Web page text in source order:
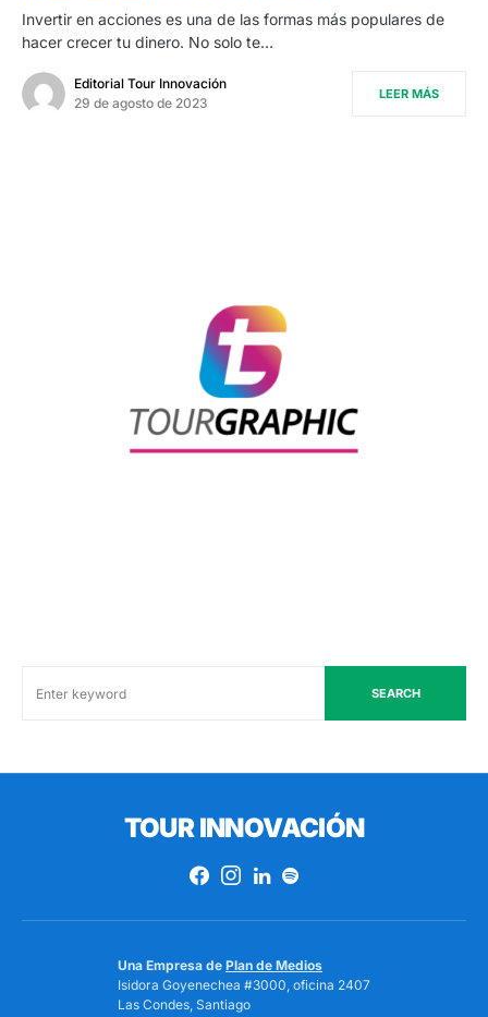
Invertir en acciones es una de las formas más populares de
hacer crecer tu dinero. No solo te…
Editorial Tour Innovación
29 de agosto de 2023
LEER MÁS
SEARCH
TOUR INNOVACIÓN
Una Empresa de Plan de Medios
Isidora Goyenechea #3000, oficina 2407
Las Condes, Santiago